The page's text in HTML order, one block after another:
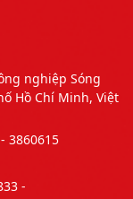
nghiệp Sóng
Hồ Chí Minh, Việt
3860615
-